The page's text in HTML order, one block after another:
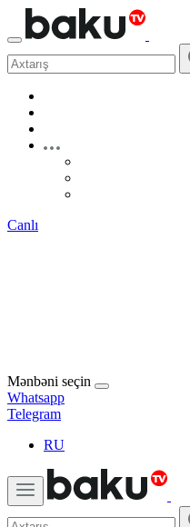
Canlı
Mənbəni seçin
Whatsapp
Telegram
RU